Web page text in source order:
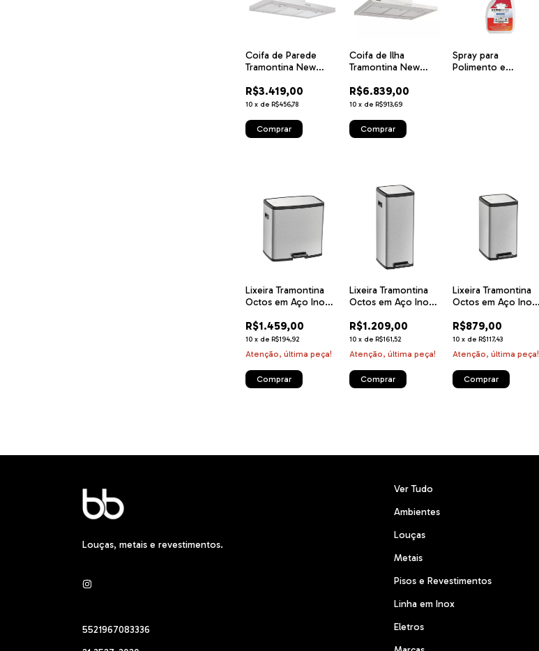
Coifa de Parede
Tramontina New
Aço Inox 90 cm 127
V
R$3.419,00
10 x deR$456,78
Coifa de Ilha
Tramontina New
Inox 90 cm 127 V
R$6.839,00
10 x de R$913,69
Spray para
Polimento e
Lixeira Tramontina
Octos em Aço Inox
Removíveis e Pedal
15 L + 15 L
R$1.459,00
10 x de R$194,92
Atenção, última peça!
Lixeira Tramontina
Octos em Aço Inox
Removível e Pedal
20 L
R$1.209,00
10 x de R$161,52
Atenção, última peça!
Lixeira Tramontina
Octos em Aço Inox
Removível e Pedal 15
L
R$879,00
10 x de R$117,43
Atenção, última peça!
Louças, metais e revestimentos.
5521967083336
Ver Tudo
Ambientes
Louças
Metais
Pisos e Revestimentos
Linha em Inox
Eletros